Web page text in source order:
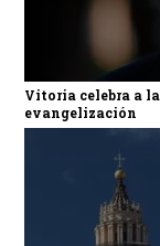
Vitoria celebra a
evangelización